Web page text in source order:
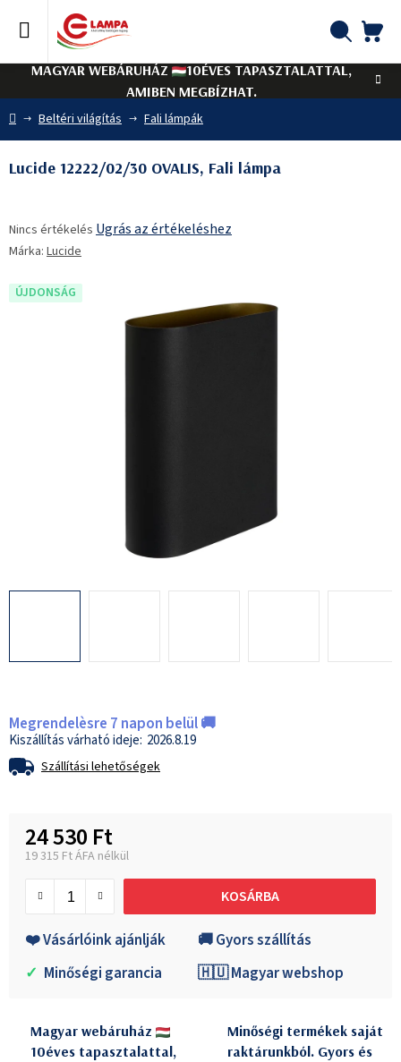
tartalomhoz
MAGYAR WEBÁRUHÁZ
10ÉVES TAPASZTALATTAL,
AMIBEN MEGBÍZHAT.
Kezdőlap
Beltéri világítás Fali lámpák
Megrendelèsre 7 napon belül 🚚
2026.8.19
Szállítási lehetőségek
24 530 Ft
19 315 Ft ÁFA nélkül
KOSÁRBA
❤️ Vásárlóink ajánlják
🚚 Gyors szállítás
✓ Minőségi garancia 🇭🇺 Magyar webshop
Lucide 12222/02/30 OVALIS, Fali lámpa
termék
átlagos
5-
Nincs értékelés Ugrás az értékeléshez
Márka: Lucide
ÚJDONSÁG
Magyar webáruház
10éves tapasztalattal,
Minőségi termékek saját
raktárunkból. Gyors és